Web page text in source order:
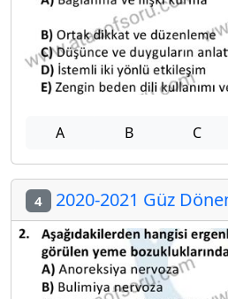
A B C
4 2020-2021 Güz